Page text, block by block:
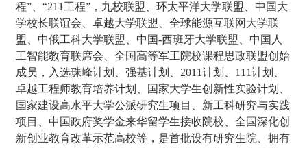
程”、“211工程”，九校联盟、环太平洋大学联盟、中国大
学校长联谊会、卓越大学联盟、全球能源互联网大学联
盟、中俄工科大学联盟、中国-西班牙大学联盟、中国人
工智能教育联席会、全国高等军工院校课程思政联盟创始
成员，入选珠峰计划、强基计划、2011计划、111计划、
卓越工程师教育培养计划、国家大学生创新性实验计划、
国家建设高水平大学公派研究生项目、新工科研究与实践
项目、中国政府奖学金来华留学生接收院校、全国深化创
新创业教育改革示范高校等，是首批设有研究生院、拥有